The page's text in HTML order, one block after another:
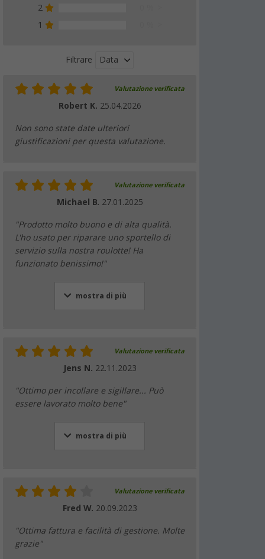
2
1
Filtrare Data
Valutazione verificata
Robert K. 25.04.2026
Non sono state date ulteriori
giustificazioni per questa valutazione.
Valutazione verificata
Michael B. 27.01.2025
"Prodotto molto buono e di alta qualità.
L'ho usato per riparare uno sportello di
servizio sulla nostra roulotte! Ha
funzionato benissimo!"
mostra di più
Valutazione verificata
Jens N. 22.11.2023
"Ottimo per incollare e sigillare... Può
essere lavorato molto bene"
mostra di più
Valutazione verificata
Fred W. 20.09.2023
"Ottima fattura e facilità di gestione. Molte
grazie"